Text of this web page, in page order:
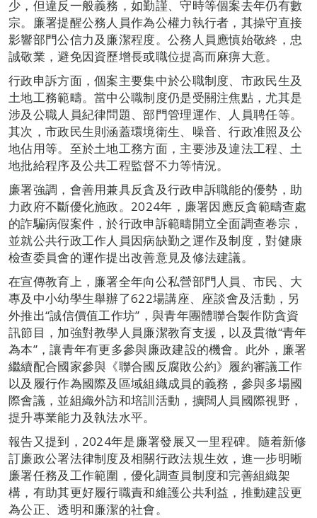
少，但違反一般義務，如勤謹、守時等個案去年仍有數
宗。廉署提醒公務人員作為公權力執行者，其操守直接
影響部門公信力及廉潔程度。公務人員應慎始敬終，忠
誠敬業，避免因資歷增長或職位提高而麻痹大意。
行政申訴方面，個案主要集中於公職制度、市政民生及
土地工務範疇。當中公職制度仍是受關注焦點，尤其是
涉及公職人員紀律問題、部門管理運作、人員聘任等。
其次，市政民生則涵蓋環境衛生、噪音、行政准照及公
地佔用等。至於土地工務方面，主要涉及違法工程、土
地批給程序及公共工程監督不力等情況。
廉署強調，會善用兼具反貪及行政申訴職能的優勢，助
力政府不斷優化施政。2024年，廉署因應反貪範疇查處
的詐騙病假案件，於行政申訴範疇開立全面調查卷宗，
並就公共行政工作人員因病缺勤之運作及制度，對健康
檢查委員會的運作提出改善意見及修法建議。
在宣傳教育上，廉署全年向公私營部門人員、市民、大
專及中小幼學生舉辦了622場講座、座談會及活動，另
外推出“誠信價值工作坊”，與青年團體聯合製作防貪資
訊節目，加強對教學人員廉潔教育支援，以及貫徹“青年
為本”，讓青年有更多參與廉政建設的機會。此外，廉署
繼續配合國家參與《聯合國反腐敗公約》履約審議工作
以及履行作為國際及區域組織成員的義務，參與多場國
際會議，並組織外訪和培訓活動，擴闊人員國際視野，
提升專業能力及執法水平。
報告又提到，2024年是廉署發展又一里程碑。隨着新修
訂廉政公署法律制度及相關行政法規生效，進一步明晰
廉署任務及工作範圍，優化調查員制度和完善組織架
構，有助其更好履行職責和維護公共利益，推動建設更
為公正、透明和廉潔的社會。